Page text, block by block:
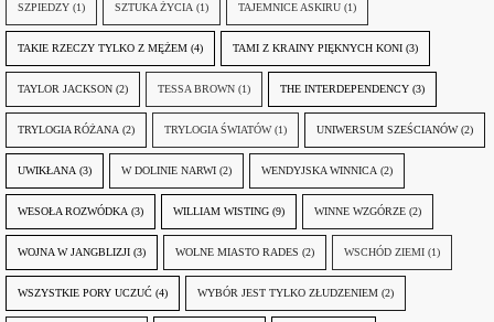
SZPIEDZY (1) SZTUKA ŻYCIA (1) TAJEMNICE ASKIRU (1)
TAKIE RZECZY TYLKO Z MĘŻEM (4) TAMI Z KRAINY PIĘKNYCH KONI (3)
TAYLOR JACKSON (2) TESSA BROWN (1) THE INTERDEPENDENCY (3)
TRYLOGIA RÓŻANA (2) TRYLOGIA ŚWIATÓW (1) UNIWERSUM SZEŚCIANÓW (2)
UWIKŁANA (3) W DOLINIE NARWI (2) WENDYJSKA WINNICA (2)
WESOŁA ROZWÓDKA (3) WILLIAM WISTING (9) WINNE WZGÓRZE (2)
WOJNA W JANGBLIZJI (3) WOLNE MIASTO RADES (2) WSCHÓD ZIEMI (1)
WSZYSTKIE PORY UCZUĆ (4) WYBÓR JEST TYLKO ZŁUDZENIEM (2)